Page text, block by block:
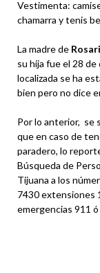
Vestimenta:
chamarra y tenis
La madre de
su hija fue el 28
localizada se ha
bien pero no dice
Por lo anterior, se
que en caso de
paradero, lo
Búsqueda de
Tijuana a los
7430 extensiones
emergencias 911